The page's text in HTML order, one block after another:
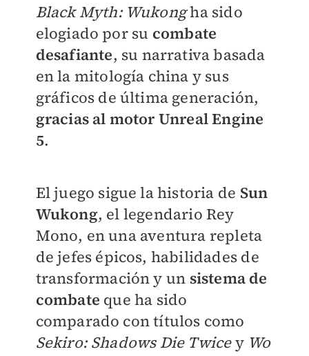
Black Myth: Wukongha sido
elogiado por su combate
desafiante, su narrativa basada
en la mitología china y sus
gráficos de última generación,
gracias al motor Unreal Engine
5.
El juego sigue la historia de Sun
Wukong, el legendario Rey
Mono, en una aventura repleta
de jefes épicos, habilidades de
transformación y un sistema de
combate que ha sido
comparado con títulos como
Sekiro: Shadows Die Twicey Wo